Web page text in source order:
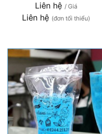
Liên hệ / Giá
Liên hệ (đơn tối thiểu)